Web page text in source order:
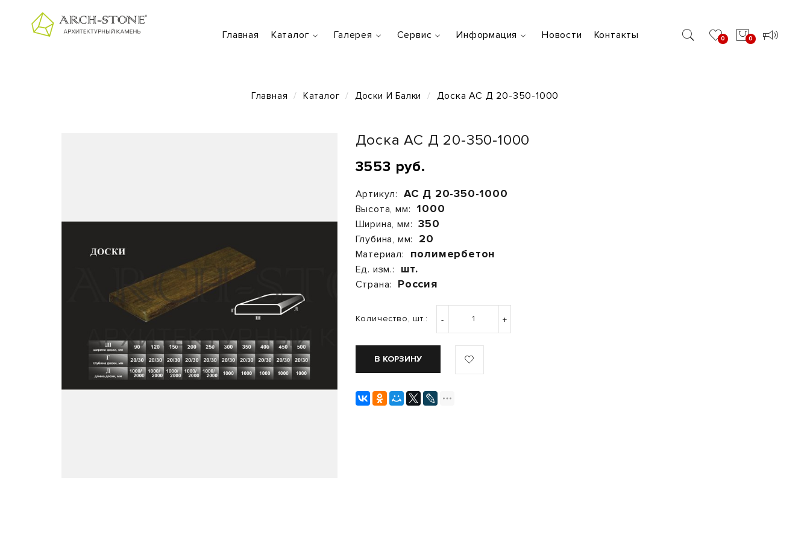
Главная Каталог Галерея Сервис Информация Новости Контакты 0 0
Главная Каталог Доски И Балки Доска АС Д 20-350-1000
Доска АС Д 20-350-1000
3553 руб.
Артикул: АС Д 20-350-1000
Высота, мм: 1000
Ширина, мм: 350
Глубина, мм: 20
Материал: полимербетон
Ед. изм.: шт.
Страна: Россия
Количество, шт.: - +
В КОРЗИНУ